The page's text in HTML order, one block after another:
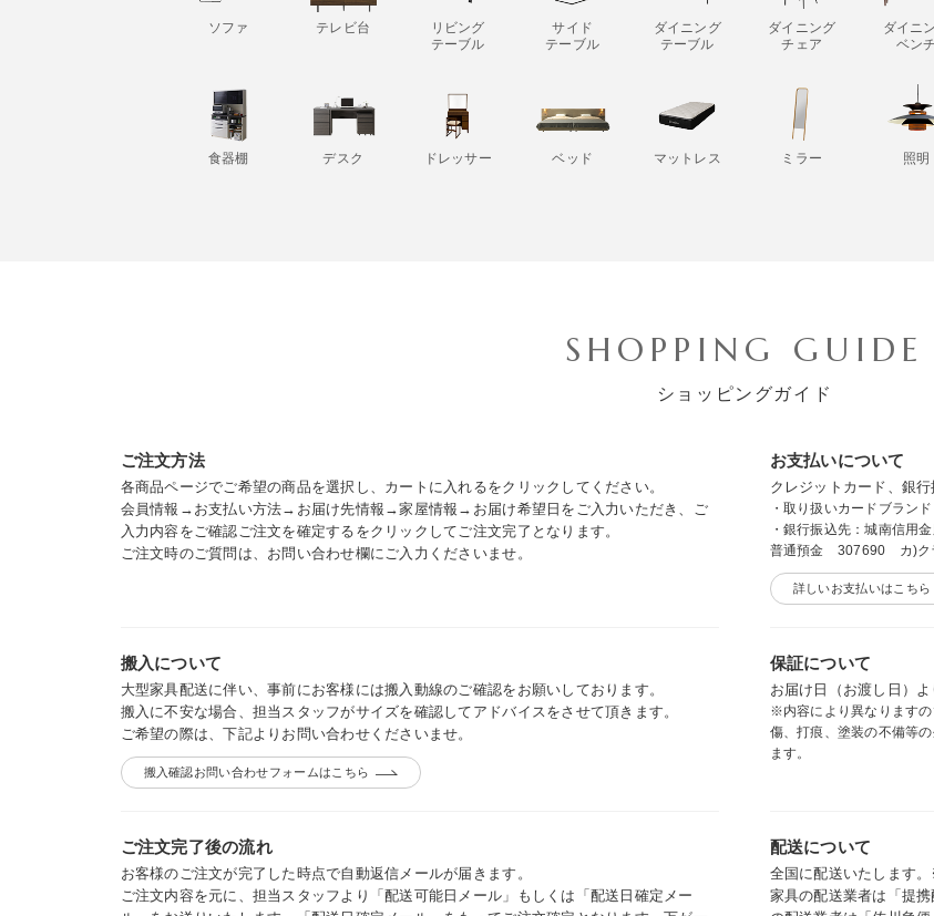
ソファ テレビ台
リビング
テーブル
サイド
テーブル
ダイニング
テーブル
ダイニング
チェア
ダイニ
ベンチ
食器棚 デスク ドレッサー ベッド マットレス ミラー 照明
SHOPPING GUIDE
ショッピングガイド
ご注文方法
各商品ページでご希望の商品を選択し、カートに入れるをクリックしてください。
会員情報→お支払い方法→お届け先情報→家屋情報→お届け希望日をご入力いただき、ご
入力内容をご確認ご注文を確定するをクリックしてご注文完了となります。
ご注文時のご質問は、お問い合わせ欄にご入力くださいませ。
お支払いについて
クレジットカード、銀行
・取り扱いカードブラン
・銀行振込先：城南信用
普通預金 307690 カ)ク
詳しいお支払いはこちら
搬入について
大型家具配送に伴い、事前にお客様には搬入動線のご確認をお願いしております。
搬入に不安な場合、担当スタッフがサイズを確認してアドバイスをさせて頂きます。
ご希望の際は、下記よりお問い合わせくださいませ。
搬入確認お問い合わせフォームはこちら
保証について
お届け日（お渡し日）
※内容により異なりますの
傷、打痕、塗装の不備等
ます。
ご注文完了後の流れ
お客様のご注文が完了した時点で自動返信メールが届きます。
ご注文内容を元に、担当スタッフより「配送可能日メール」もしくは「配送日確定メー
配送について
全国に配送いたします
家具の配送業者は「提